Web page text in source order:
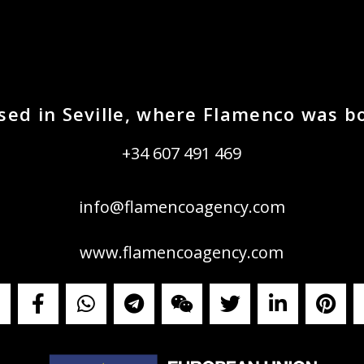
in Seville, where Flamenco was
+34 607 491 469
info@flamencoagency.com
www.flamencoagency.com